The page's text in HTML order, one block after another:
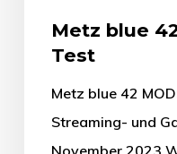
Metz blue
Test
Metz blue 42
Streaming- und
November 2023